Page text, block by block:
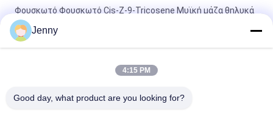
Φουσκωτό Φουσκωτό Cis-Z-9-Tricosene Μυϊκή μάζα θηλυκά
έντομα Φερομόνες εντομοκτόνο
Δυπτεροειδείς μύγες Μυκητομύκητες Φερομόνες
Πεστικοκτόνα Μικροειδείς Μυκητομύκητες ΤC παγίδα
έλκηθρο μύγες φερομόνες φυτοφάρμακα
Jenny
4:15 PM
Good day, what product are you looking for?